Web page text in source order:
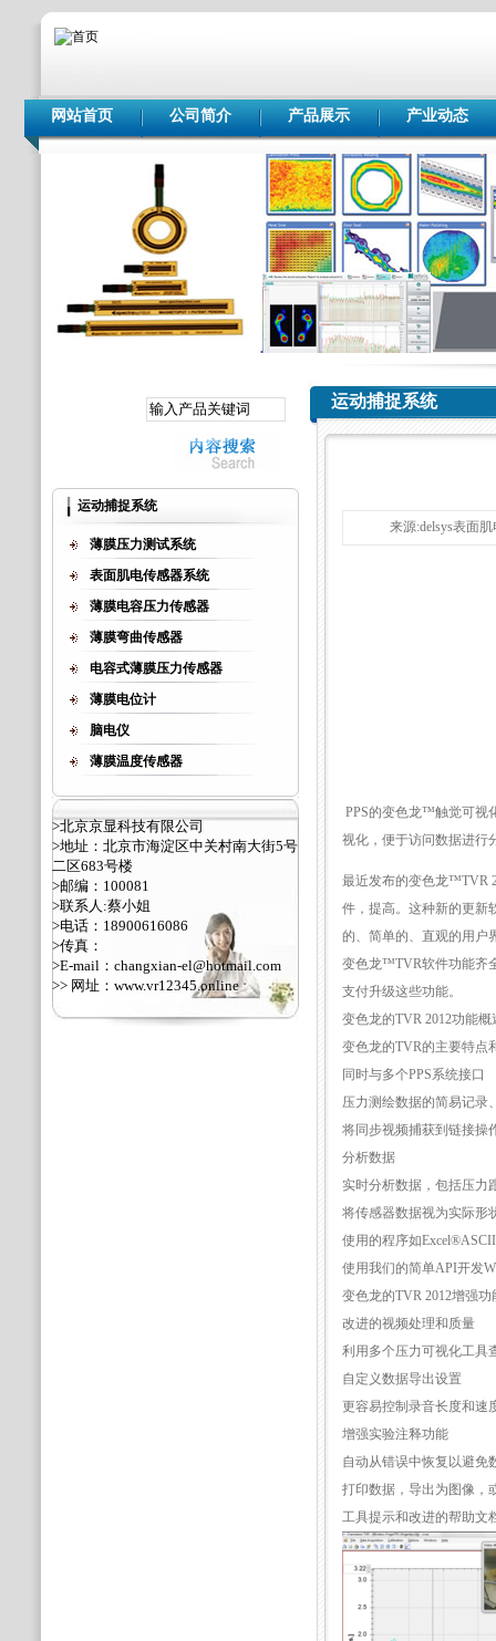
网站首页 公司简介 产品展示 产业动态
运动捕捉系统
薄膜压力测试系统
表面肌电传感器系统
薄膜电容压力传感器
薄膜弯曲传感器
电容式薄膜压力传感器
薄膜电位计
脑电仪
薄膜温度传感器
>北京京显科技有限公司
>地址：北京市海淀区中关村南大街5号
二区683号楼
>邮编：100081
>联系人:蔡小姐
>电话：18900616086
>传真：
>E-mail：changxian-el@hotmail.com
>> 网址： www.vr12345.online
运动捕捉系统
来源:delsys表面
PPS的变色龙™触觉可视
视化，便于访问数据进行
最近发布的变色龙™TVR
件，提高。这种新的更新
的、简单的、直观的用户
变色龙™TVR软件功能齐
支付升级这些功能。
变色龙的TVR 2012功能概
变色龙的TVR的主要特点
同时与多个PPS系统接口
压力测绘数据的简易记录
将同步视频捕获到链接操
分析数据
实时分析数据，包括压力
将传感器数据视为实际形
使用的程序如
使用我们的简单API开发
变色龙的TVR 2012增强
改进的视频处理和质量
利用多个压力可视化工具
自定义数据导出设置
更容易控制录音长度和速
增强实验注释功能
自动从错误中恢复以避免
打印数据，导出为图像，
工具提示和改进的帮助文